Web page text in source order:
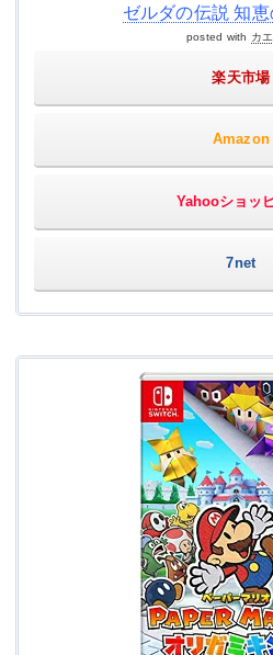
ゼルダの伝説 知
posted with カ
楽天市場
Amazon
Yahooショッ
7net